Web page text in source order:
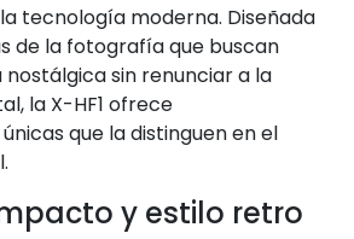
tecnología moderna. Diseñada
de la fotografía que buscan
sin renunciar a la
la X-HF1 ofrece
que la distinguen en el
y estilo retro